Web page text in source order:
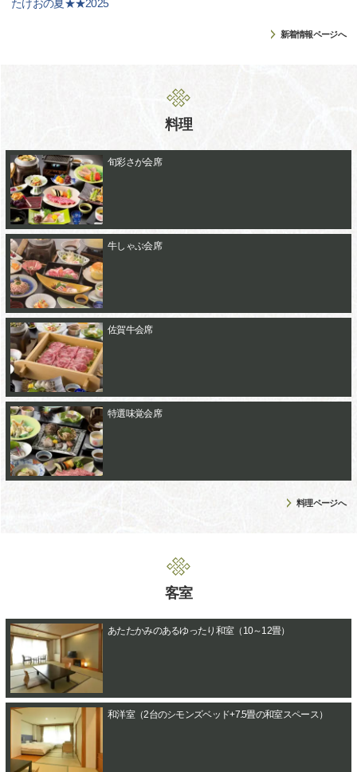
たけおの夏★★2025
新着情報ページへ
料理
旬彩さが会席
牛しゃぶ会席
佐賀牛会席
特選味覚会席
料理ページへ
客室
あたたかみのあるゆったり和室（10～12畳）
和洋室（2台のシモンズベッド+7.5畳の和室スペース）